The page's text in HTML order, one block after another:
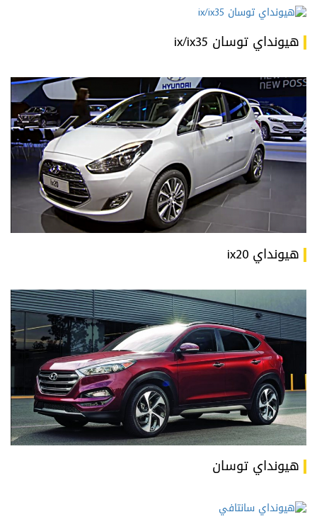
هيونداي توسان ix/ix35
هيونداي ix20
هيونداي توسان